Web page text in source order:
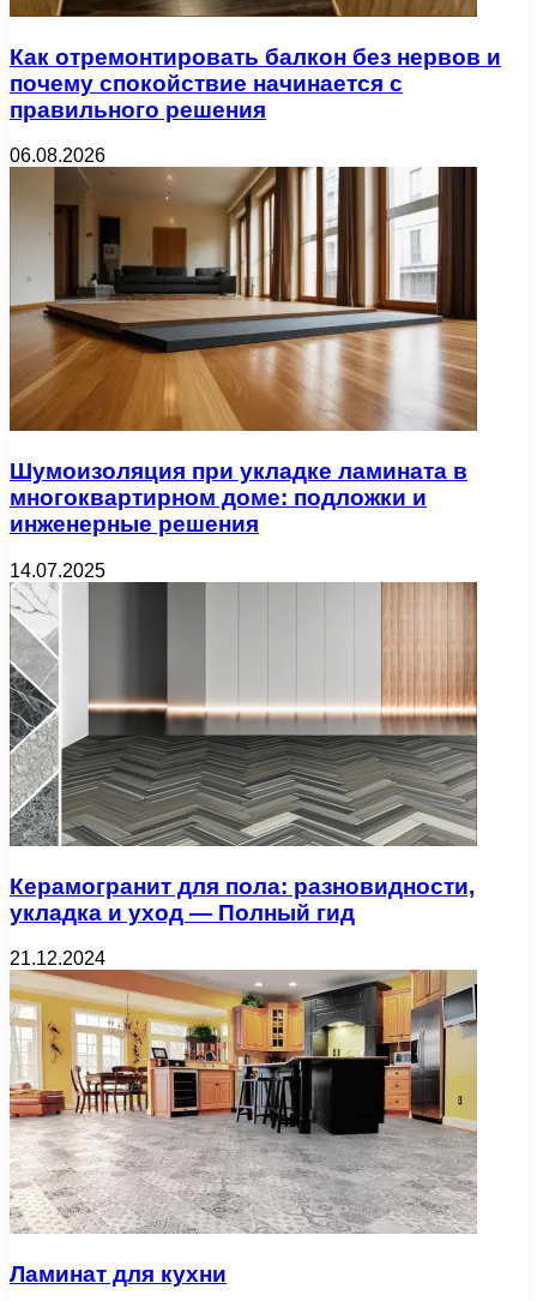
Как отремонтировать балкон без нервов и
почему спокойствие начинается с
правильного решения
06.08.2026
Шумоизоляция при укладке ламината в
многоквартирном доме: подложки и
инженерные решения
14.07.2025
Керамогранит для пола: разновидности,
укладка и уход — Полный гид
21.12.2024
Ламинат для кухни